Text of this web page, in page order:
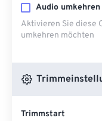
Audio umkehren
Aktivieren Sie diese
umkehren möchten
Trimmstart